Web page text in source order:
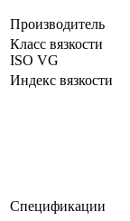
Производитель
Класс вязкости
ISO VG
Индекс вязкости
Спецификации